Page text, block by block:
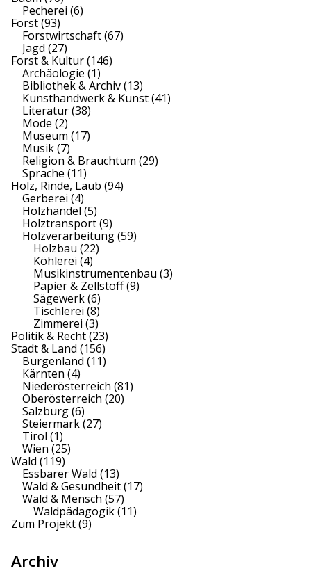
Pecherei (6)
Forst(93)
Forstwirtschaft(67)
Jagd (27)
Forst & Kultur(146)
Archäologie (1)
Bibliothek & Archiv(13)
Kunsthandwerk & Kunst(41)
Literatur(38)
Mode (2)
Museum (17)
Musik(7)
Religion & Brauchtum (29)
Sprache (11)
Holz, Rinde, Laub (94)
Gerberei (4)
Holzhandel (5)
Holztransport(9)
Holzverarbeitung(59)
Holzbau (22)
Köhlerei (4)
Musikinstrumentenbau (3)
Papier & Zellstoff(9)
Sägewerk(6)
Tischlerei (8)
Zimmerei (3)
Politik & Recht(23)
Stadt & Land (156)
Burgenland (11)
Kärnten (4)
Niederösterreich (81)
Oberösterreich (20)
Salzburg(6)
Steiermark(27)
Tirol (1)
Wien (25)
Wald (119)
Essbarer Wald (13)
Wald & Gesundheit(17)
Wald & Mensch (57)
Waldpädagogik(11)
Zum Projekt(9)
Archiv